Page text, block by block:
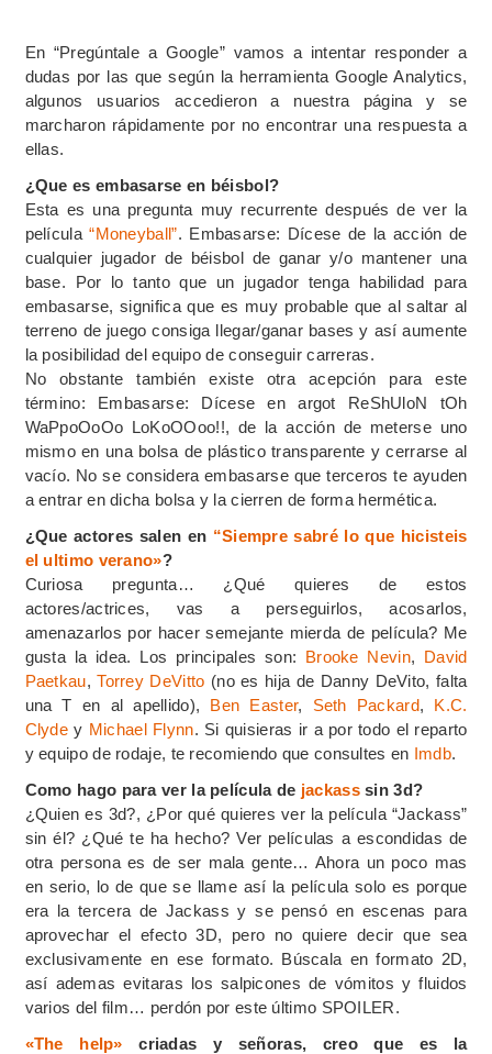
En “Pregúntale a Google” vamos a intentar responder a
dudas por las que según la herramienta Google Analytics,
algunos usuarios accedieron a nuestra página y se
marcharon rápidamente por no encontrar una respuesta a
ellas.
¿Que es embasarse en béisbol?
Esta es una pregunta muy recurrente después de ver la
película“Moneyball”. Embasarse: Dícese de la acción de
cualquier jugador de béisbol de ganar y/o mantener una
base. Por lo tanto que un jugador tenga habilidad para
embasarse, significa que es muy probable que al saltar al
terreno de juego consiga llegar/ganar bases y así aumente
la posibilidad del equipo de conseguir carreras.
No obstante también existe otra acepción para este
término: Embasarse: Dícese en argot ReShUloN tOh
WaPpoOoOo LoKoOOoo!!, de la acción de meterse uno
mismo en una bolsa de plástico transparente y cerrarse al
vacío. No se considera embasarse que terceros te ayuden
a entrar en dicha bolsa y la cierren de forma hermética.
¿Que actores salen en “Siempre sabré lo que hicisteis
el ultimo verano»?
Curiosa pregunta… ¿Qué quieres de estos
actores/actrices, vas a perseguirlos, acosarlos,
amenazarlos por hacer semejante mierda de película? Me
gusta la idea. Los principales son: Brooke Nevin, David
Paetkau,Torrey DeVitto (no es hija de Danny DeVito, falta
una T en al apellido), Ben Easter, Seth Packard, K.C.
Clyde y Michael Flynn. Si quisieras ir a por todo el reparto
y equipo de rodaje, te recomiendo que consultes en Imdb.
Como hago para ver la película de jackasssin 3d?
¿Quien es 3d?, ¿Por qué quieres ver la película “Jackass”
sin él? ¿Qué te ha hecho? Ver películas a escondidas de
otra persona es de ser mala gente… Ahora un poco mas
en serio, lo de que se llame así la película solo es porque
era la tercera de Jackass y se pensó en escenas para
aprovechar el efecto 3D, pero no quiere decir que sea
exclusivamente en ese formato. Búscala en formato 2D,
así ademas evitaras los salpicones de vómitos y fluidos
varios del film… perdón por este último SPOILER.
«The help» criadas y señoras, creo que es la